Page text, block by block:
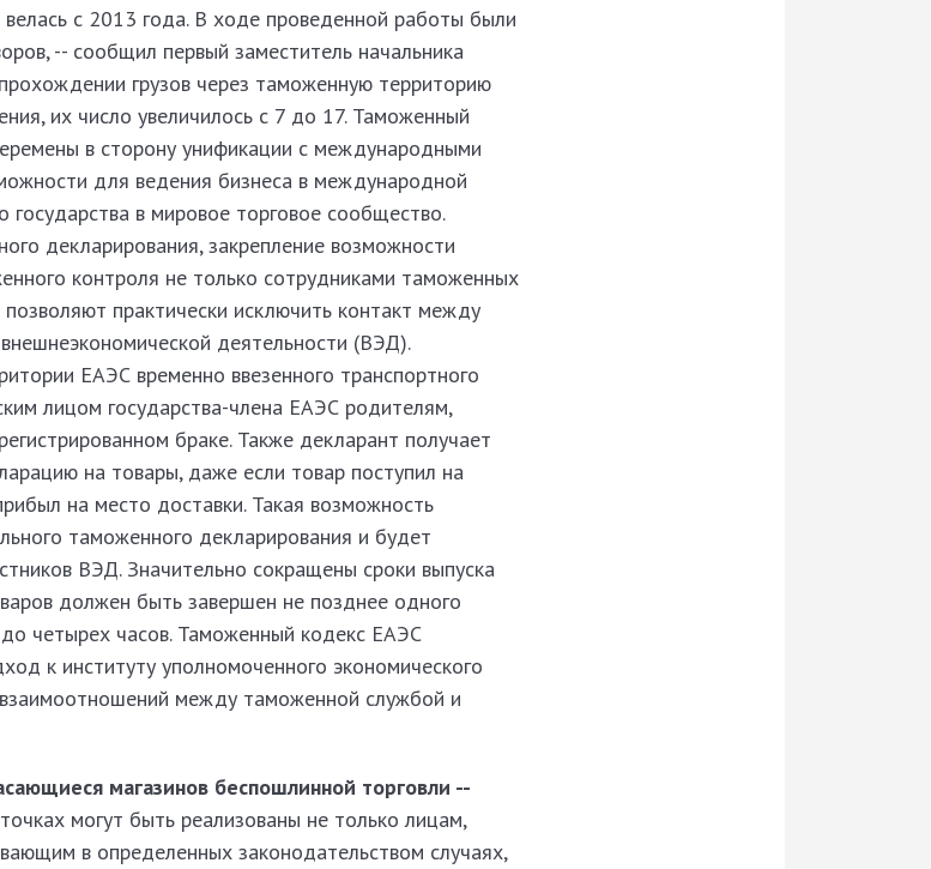
с 2013 года. В ходе проведенной работы были
-- сообщил первый заместитель начальника
грузов через таможенную территорию
их число увеличилось с 7 до 17. Таможенный
в сторону унификации с международными
для ведения бизнеса в международной
государства в мировое торговое сообщество.
декларирования, закрепление возможности
контроля не только сотрудниками таможенных
практически исключить контакт между
деятельности (ВЭД).
ЕАЭС временно ввезенного транспортного
лицом государства-члена ЕАЭС родителям,
браке. Также декларант получает
на товары, даже если товар поступил на
на место доставки. Такая возможность
таможенного декларирования и будет
ВЭД. Значительно сокращены сроки выпуска
должен быть завершен не позднее одного
четырех часов. Таможенный кодекс ЕАЭС
к институту уполномоченного экономического
между таможенной службой и
магазинов беспошлинной торговли --
могут быть реализованы не только лицам,
в определенных законодательством случаях,